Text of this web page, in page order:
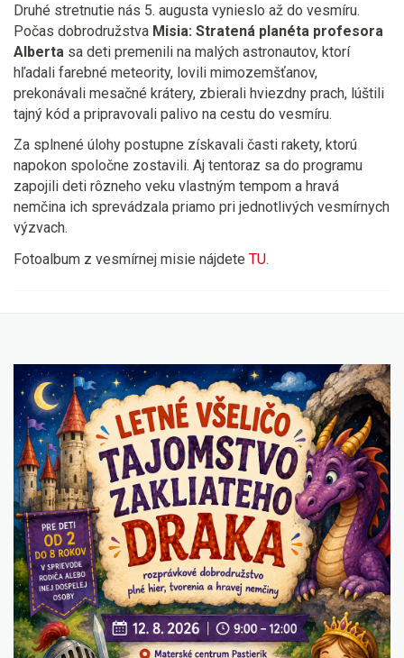
Druhé stretnutie nás 5. augusta vynieslo až do vesmíru.
Počas dobrodružstva Misia: Stratená planéta profesora
Alberta sa deti premenili na malých astronautov, ktorí
hľadali farebné meteority, lovili mimozemšťanov,
prekonávali mesačné krátery, zbierali hviezdny prach, lúštili
tajný kód a pripravovali palivo na cestu do vesmíru.
Za splnené úlohy postupne získavali časti rakety, ktorú
napokon spoločne zostavili. Aj tentoraz sa do programu
zapojili deti rôzneho veku vlastným tempom a hravá
nemčina ich sprevádzala priamo pri jednotlivých vesmírnych
výzvach.
Fotoalbum z vesmírnej misie nájdete TU.